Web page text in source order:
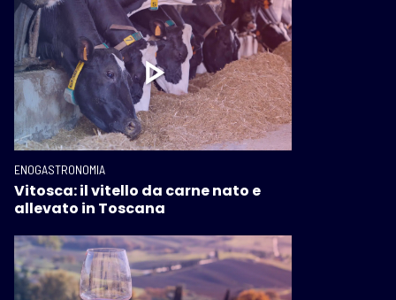
ENOGASTRONOMIA
Vitosca: il vitello da carne nato e
allevato in Toscana